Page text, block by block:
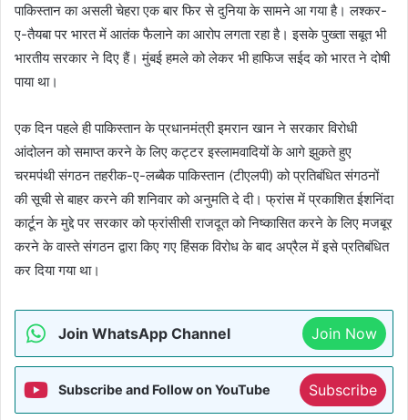
पाकिस्तान का असली चेहरा एक बार फिर से दुनिया के सामने आ गया है। लश्कर-
ए-तैयबा पर भारत में आतंक फैलाने का आरोप लगता रहा है। इसके पुख्ता सबूत भी
भारतीय सरकार ने दिए हैं। मुंबई हमले को लेकर भी हाफिज सईद को भारत ने दोषी
पाया था।
एक दिन पहले ही पाकिस्तान के प्रधानमंत्री इमरान खान ने सरकार विरोधी
आंदोलन को समाप्त करने के लिए कट्टर इस्लामवादियों के आगे झुकते हुए
चरमपंथी संगठन तहरीक-ए-लब्बैक पाकिस्तान (टीएलपी) को प्रतिबंधित संगठनों
की सूची से बाहर करने की शनिवार को अनुमति दे दी। फ्रांस में प्रकाशित ईशनिंदा
कार्टून के मुद्दे पर सरकार को फ्रांसीसी राजदूत को निष्कासित करने के लिए मजबूर
करने के वास्ते संगठन द्वारा किए गए हिंसक विरोध के बाद अप्रैल में इसे प्रतिबंधित
कर दिया गया था।
Join WhatsApp Channel Join Now
Subscribe and Follow on YouTube Subscribe